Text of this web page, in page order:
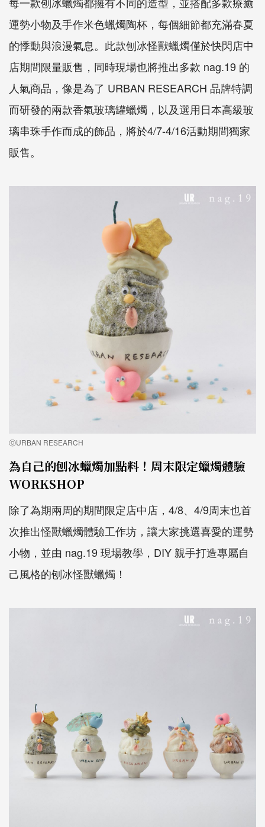
運勢小物及手作米色蠟燭陶杯，每個細節都充滿春夏
的悸動與浪漫氣息。此款刨冰怪獸蠟燭僅於快閃店中
店期間限量販售，同時現場也將推出多款 nag.19 的
人氣商品，像是為了 URBAN RESEARCH 品牌特調
而研發的兩款香氣玻璃罐蠟燭，以及選用日本高級玻
璃串珠手作而成的飾品，將於4/7-4/16活動期間獨家
販售。
ⓒURBAN RESEARCH
為自己的刨冰蠟燭加點料！周末限定蠟燭體驗
WORKSHOP
除了為期兩周的期間限定店中店，4/8、4/9周末也首
次推出怪獸蠟燭體驗工作坊，讓大家挑選喜愛的運勢
小物，並由 nag.19 現場教學，DIY 親手打造專屬自
己風格的刨冰怪獸蠟燭！